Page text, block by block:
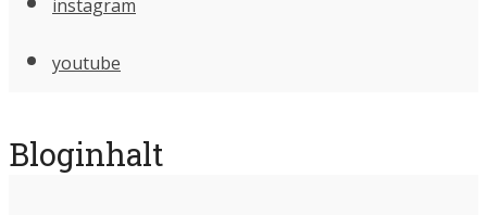
instagram
youtube
Bloginhalt